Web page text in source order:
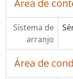
Área de
Sistema de
arranjo
Área de